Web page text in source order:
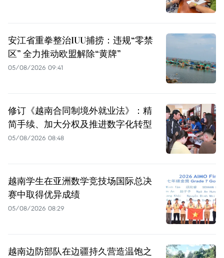
安江省重拳整治IUU捕捞：违规“零禁
区” 全力推动欧盟解除“黄牌”
05/08/2026 09:41
修订《越南合同制境外就业法》：精
简手续、加大分权及推进数字化转型
05/08/2026 08:48
越南学生在亚洲数学竞技场国际总决
赛中取得优异成绩
05/08/2026 08:29
越南边防部队在边疆持久营造温饱之